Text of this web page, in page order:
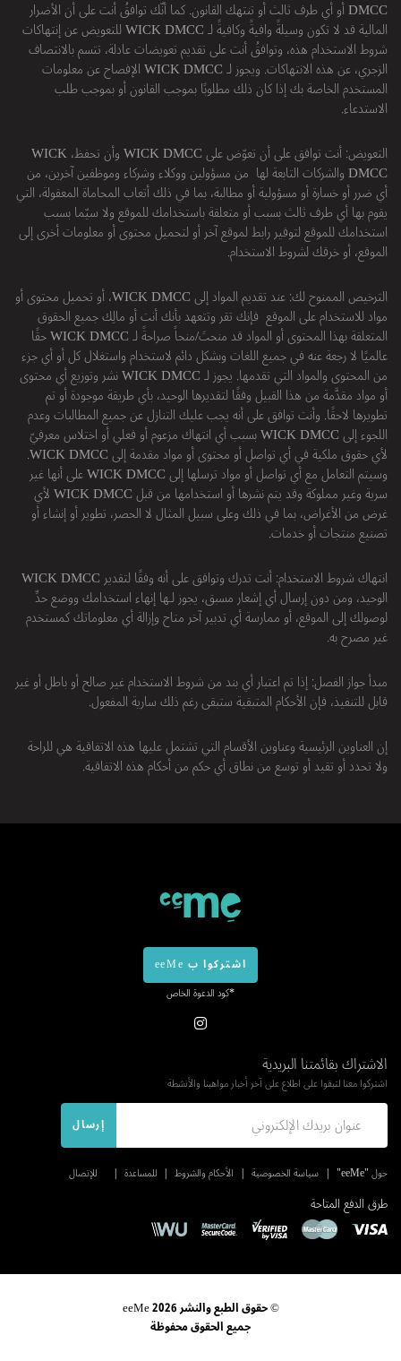
DMCC أو أي طرف ثالث أو تنتهك القانون. كما أنّك توافقُ أنت على أن الأضرار
المالية قد لا تكون وسيلةً وافيةً وكافيةً لـ WICK DMCC للتعويض عن إنتهاكات
شروط الاستخدام هذه، وتوافقُ أنت على تقديم تعويضات عادلة، تتسم بالانتصاف
الزجري، عن هذه الانتهاكات. ويجوز لـ WICK DMCC الإفصاح عن معلومات
المستخدم الخاصة بك إذا كان ذلك مطلوبًا بموجب القانون أو بموجب طلب
الاستدعاء.
التعويض: أنت توافق على أن تعوّض على WICK DMCC وأن تحفظ، WICK
DMCC والشركات التابعة لها من مسؤولين ووكلاء وشركاء وموظفين آخرين، من
أي ضرر أو خسارة أو مسؤولية أو مطالبة، بما في ذلك أتعاب المحاماة المعقولة، التي
يقوم بها أي طرف ثالث بسبب أو متعلقة باستخدامك للموقع ولا سيّما بسبب
استخدامك للموقع لتوفير رابط لموقع آخر أو لتحميل محتوى أو معلومات أخرى إلى
الموقع، أو خرقك لشروط الاستخدام.
الترخيص الممنوح لك: عند تقديم المواد إلى WICK DMCC، أو تحميل محتوى أو
مواد للاستخدام على الموقع فإنك تقر وتتعهد بأنك أنت أو مالِك جميع الحقوق
المتعلقة بهذا المحتوى أو المواد قد منحتَ/منحاً صراحةً لـ WICK DMCC حقًا
عالميًا لا رجعة عنه في جميع اللغات وبشكل دائم لاستخدام واستغلال كل أو أي جزء
من المحتوى والمواد التي تقدمها. يجوز لـ WICK DMCC نشر وتوزيع أي محتوى
أو مواد مقدَّمة من هذا القبيل وفقًا لتقديرها الوحيد، بأي طريقة موجودة أو تم
تطويرها لاحقًا. وأنت توافق على أنه يجب عليك التنازل عن جميع المطالبات وعدم
اللجوء إلى WICK DMCC بسبب أي انتهاك مزعوم أو فعلي أو اختلاس معرفيّ
لأي حقوق ملكية في أي تواصل أو محتوى أو مواد مقدمة إلى WICK DMCC.
وسيتم التعامل مع أي تواصل أو مواد ترسلها إلى WICK DMCC على أنها غير
سرية وغير مملوكة وقد يتم نشرها أو استخدامها من قبل WICK DMCC لأي
غرض من الأغراض، بما في ذلك وعلى سبيل المثال لا الحصر، تطوير أو إنشاء أو
تصنيع منتجات أو خدمات.
انتهاك شروط الاستخدام: أنت تدرك وتوافق على أنه وفقًا لتقدير WICK DMCC
الوحيد، ومن دون إرسال أي إشعار مسبق، يجوز لـها إنهاء استخدامك ووضع حدِّ
لوصولك إلى الموقع، أو ممارسة أي تدبير آخر متاح وإزالة أي معلوماتك كمستخدم
غير مصرح به.
مبدأ جواز الفصل: إذا تم اعتبار أي بند من شروط الاستخدام غير صالح أو باطل أو غير
قابل للتنفيذ، فإن الأحكام المتبقية ستبقى رغم ذلك سارية المفعول.
إن العناوين الرئيسية وعناوين الأقسام التي تشتمل عليها هذه الاتفاقية هي للراحة
ولا تحدد أو تقيد أو توسع من نطاق أي حكم من أحكام هذه الاتفاقية.
اشتركوا ب eeMe
*كود الدعوة الخاص
الاشتراك بقائمتنا البريدية
اشتركوا معنا لتبقوا على اطلاع على آخر أخبار مواهبنا والأنشطة
إرسال
حول "eeMe" سياسة الخصوصية الأحكام والشروط للمساعدة للإتصال
طرق الدفع المتاحة
© حقوق الطبع والنشر 2026 eeMe
جميع الحقوق محفوظة